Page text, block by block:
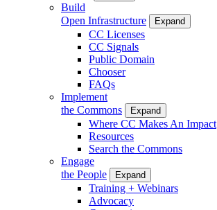
Build
Open Infrastructure
Expand
CC Licenses
CC Signals
Public Domain
Chooser
FAQs
Implement
the Commons
Expand
Where CC Makes An Impact
Resources
Search the Commons
Engage
the People
Expand
Training + Webinars
Advocacy